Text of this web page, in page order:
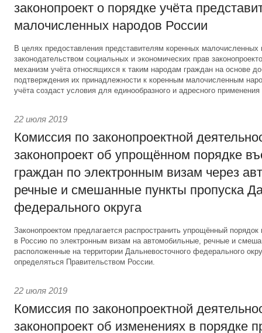
законопроект о порядке учёта
малочисленных народов России
В целях предоставления представителям коренных
законодательством социальных и экономических прав
механизм учёта относящихся к таким народам граждан на основе
подтверждения их принадлежности к коренным малочисленным
учёта создаст условия для единообразного и адресного применения
22 июля 2019
Комиссия по законопроектной
законопроект об упрощённом порядке
граждан по электронным визам через
речные и смешанные пункты пропуска
федерального округа
Законопроектом предлагается распространить упрощённый
в Россию по электронным визам на автомобильные, речные и
расположенные на территории Дальневосточного федерального
определяться Правительством России.
22 июля 2019
Комиссия по законопроектной
законопроект об изменениях в порядке